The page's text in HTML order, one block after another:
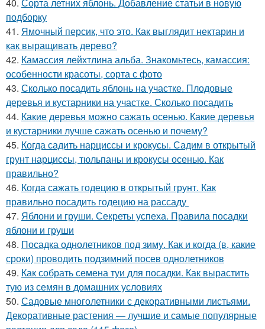
подборку
41. Ямочный персик, что это. Как выглядит нектарин и
как выращивать дерево?
42. Камассия лейхтлина альба. Знакомьтесь, камассия:
особенности красоты, сорта с фото
43. Сколько посадить яблонь на участке. Плодовые
деревья и кустарники на участке. Сколько посадить
44. Какие деревья можно сажать осенью. Какие деревья
и кустарники лучше сажать осенью и почему?
45. Когда садить нарциссы и крокусы. Садим в открытый
грунт нарциссы, тюльпаны и крокусы осенью. Как
правильно?
46. Когда сажать годецию в открытый грунт. Как
правильно посадить годецию на рассаду
47. Яблони и груши. Секреты успеха. Правила посадки
яблони и груши
48. Посадка однолетников под зиму. Как и когда (в, какие
сроки) проводить подзимний посев однолетников
49. Как собрать семена туи для посадки. Как вырастить
тую из семян в домашних условиях
50. Садовые многолетники с декоративными листьями.
Декоративные растения — лучшие и самые популярные